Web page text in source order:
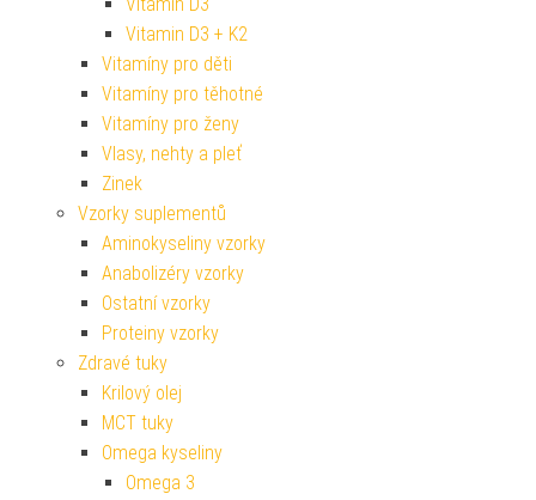
Vitamin D3 + K2
Vitamíny pro děti
Vitamíny pro těhotné
Vitamíny pro ženy
Vlasy, nehty a pleť
Zinek
Vzorky suplementů
Aminokyseliny vzorky
Anabolizéry vzorky
Ostatní vzorky
Proteiny vzorky
Zdravé tuky
Krilový olej
MCT tuky
Omega kyseliny
Omega 3